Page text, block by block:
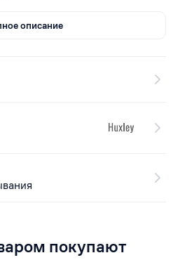
описание
покупают